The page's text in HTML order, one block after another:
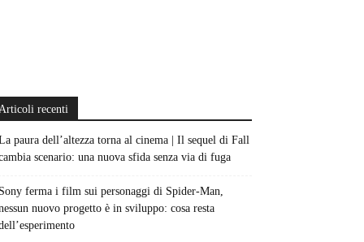
recenti
paura dell’altezza torna al cinema | Il sequel di Fall
scenario: una nuova sfida senza via di fuga
Sony ferma i film sui personaggi di Spider-Man,
nuovo progetto è in sviluppo: cosa resta